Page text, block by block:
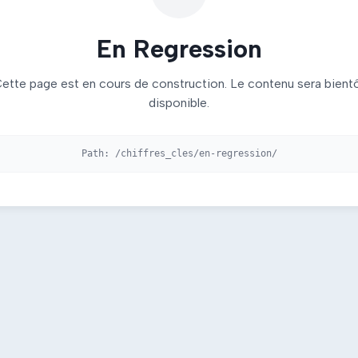
En Regression
page est en cours de construction. Le contenu sera
disponible.
Path: /chiffres_cles/en-regression/